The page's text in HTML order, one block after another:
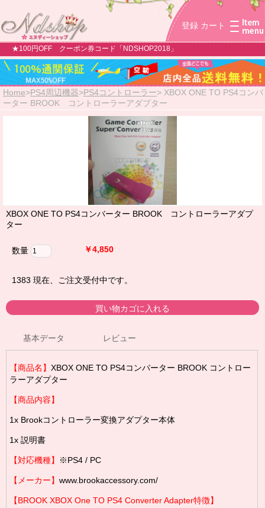
登録 カート
★100円OFF クーポン券コード「NDSHOP2018」
Home>PS4周辺機器>PS4コントローラー> XBOX ONE TO PS4コンバ
ーター BROOK コントローラーアダプター
XBOX ONE TO PS4コンバーター BROOK コントローラーアダプ
ター
数量 ￥4,850
1383 現在、ご注文受付中です。
基本データ レビュー
【商品名】 XBOX ONE TO PS4コンバーター BROOK コントロー
ラーアダプター
【商品内容】
1x Brookコントローラー変換アダプター本体
1x 説明書
【対応機種】 ※PS4 / PC
【メーカー】 www.brookaccessory.com/
【BROOK XBOX One TO PS4 Converter Adapter特徴】